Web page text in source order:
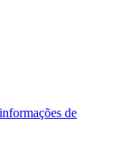
de